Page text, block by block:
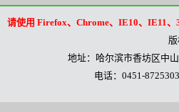
请使用 Firefox、Chrome、IE10、IE11
地址：哈尔滨市香坊区中
电话：0451-